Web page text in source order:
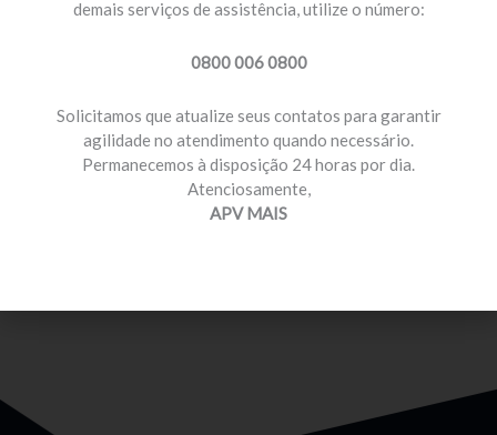
MOTORISTA PROFISSIONAL
Temos planos e preços com diferenciais para você
demais serviços de assistência, utilize o número:
0800 006 0800
Solicitamos que atualize seus contatos para garantir
agilidade no atendimento quando necessário.
Permanecemos à disposição 24 horas por dia.
Atenciosamente,
APV MAIS